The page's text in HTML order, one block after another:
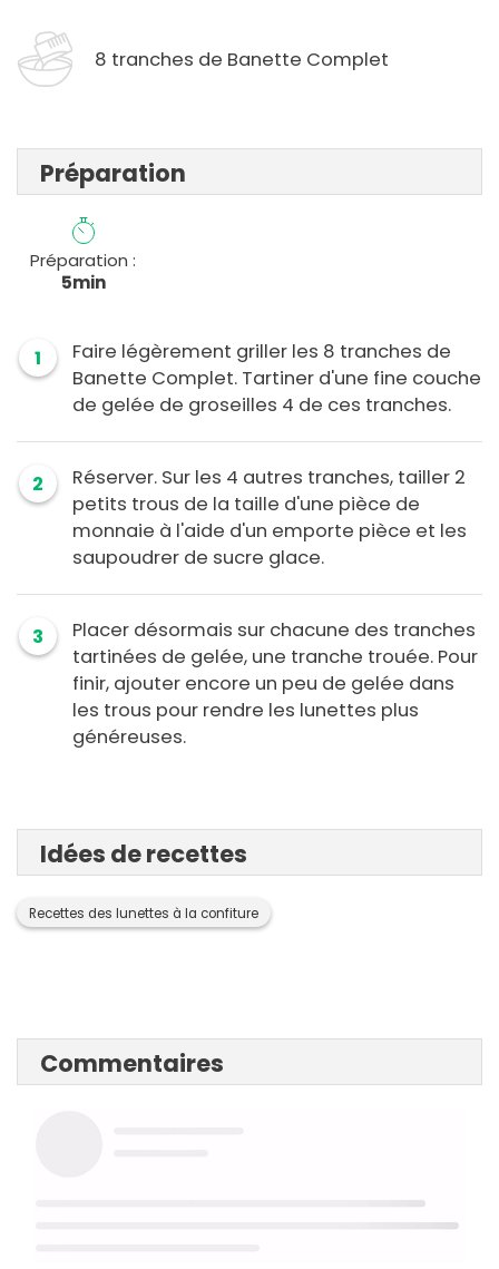
8 tranches de Banette Complet
Préparation
Préparation :
5min
1
Faire légèrement griller les 8 tranches de
Banette Complet. Tartiner d'une fine couche
de gelée de groseilles 4 de ces tranches.
2
Réserver. Sur les 4 autres tranches, tailler 2
petits trous de la taille d'une pièce de
monnaie à l'aide d'un emporte pièce et les
saupoudrer de sucre glace.
3
Placer désormais sur chacune des tranches
tartinées de gelée, une tranche trouée. Pour
finir, ajouter encore un peu de gelée dans
les trous pour rendre les lunettes plus
généreuses.
Idées de recettes
Recettes des lunettes à la confiture
Commentaires